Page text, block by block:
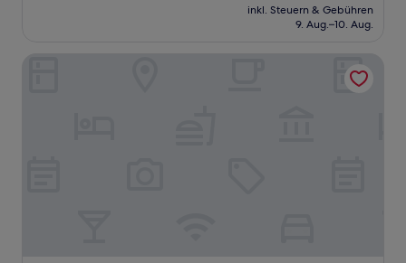
Bewertungen)
Preis
beträgt
inkl. Steuern & Gebühren
9. Aug.–10. Aug.
Casa Marina Sosua, Trademark by Wyndham All Inclusive